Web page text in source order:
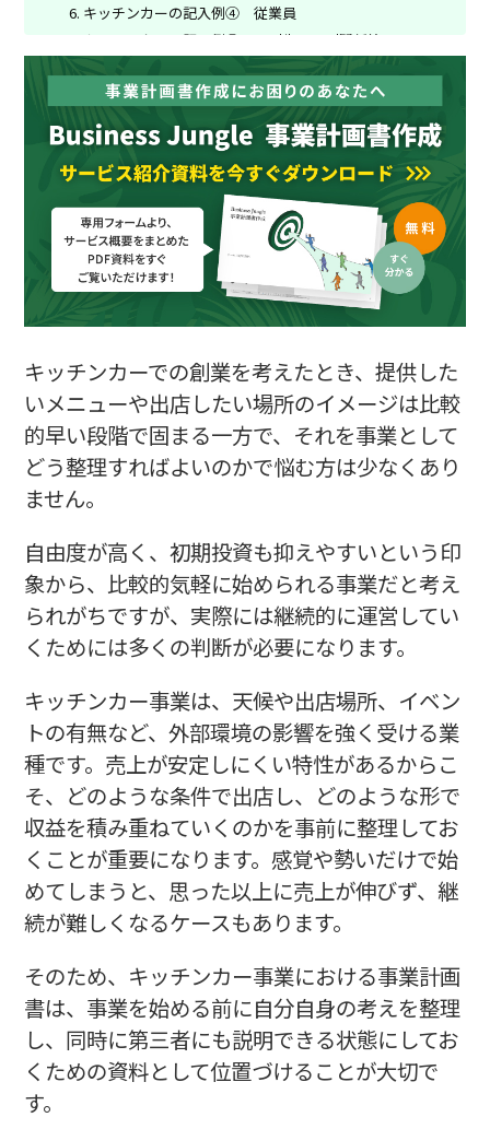
キッチンカーの記入例④ 従業員
キッチンカーの記入例⑤ 取引先・取引関係等
キッチンカーの記入例⑦ 借入の状況
キッチンカーの記入例⑧ 必要な資金と調達方法
キッチンカーの記入例⑨ 事業の見通し
キッチンカーの記入例⑩ 自由記述欄
まとめ
キッチンカーでの創業を考えたとき、提供した
いメニューや出店したい場所のイメージは比較
的早い段階で固まる一方で、それを事業として
どう整理すればよいのかで悩む方は少なくあり
ません。
自由度が高く、初期投資も抑えやすいという印
象から、比較的気軽に始められる事業だと考え
られがちですが、実際には継続的に運営してい
くためには多くの判断が必要になります。
キッチンカー事業は、天候や出店場所、イベン
トの有無など、外部環境の影響を強く受ける業
種です。売上が安定しにくい特性があるからこ
そ、どのような条件で出店し、どのような形で
収益を積み重ねていくのかを事前に整理してお
くことが重要になります。感覚や勢いだけで始
めてしまうと、思った以上に売上が伸びず、継
続が難しくなるケースもあります。
そのため、キッチンカー事業における事業計画
書は、事業を始める前に自分自身の考えを整理
し、同時に第三者にも説明できる状態にしてお
くための資料として位置づけることが大切で
す。